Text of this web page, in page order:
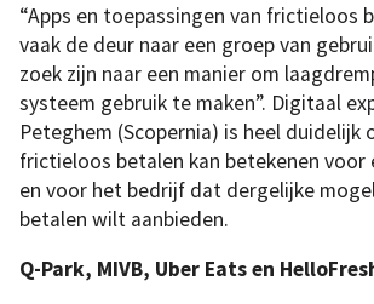
“Apps en toepassingen van frictieloos
vaak de deur naar een groep van
zoek zijn naar een manier om
systeem gebruik te maken”. Digitaal
Peteghem (Scopernia) is heel duidelijk
frictieloos betalen kan betekenen voor
en voor het bedrijf dat dergelijke
betalen wilt aanbieden.
Q-Park, MIVB, Uber Eats en